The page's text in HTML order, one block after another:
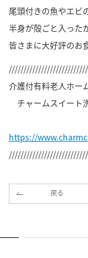
尾頭付きの魚やエビ
半身が殻ごと入った
皆さまに大好評のお
介護付有料老人ホー
チャームスイート
https://
戻る